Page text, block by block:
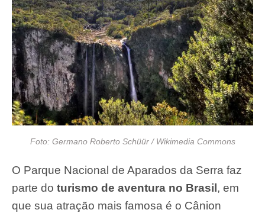
Foto: Germano Roberto Schüür / Wikimedia Commons
O Parque Nacional de Aparados da Serra faz
parte do turismo de aventura no Brasil , em
que sua atração mais famosa é o Cânion